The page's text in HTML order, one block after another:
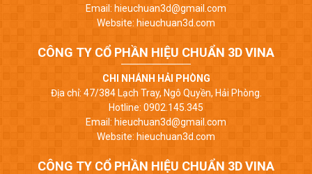
Email: hieuchuan3d@gmail.com
Website: hieuchuan3d.com
CÔNG TY CỔ PHẦN HIỆU CHUẨN 3D VINA
CHI NHÁNH HẢI PHÒNG
Địa chỉ: 47/384 Lạch Tray, Ngô Quyền, Hải Phòng.
Hotline: 0902.145.345
Email: hieuchuan3d@gmail.com
Website: hieuchuan3d.com
CÔNG TY CỔ PHẦN HIỆU CHUẨN 3D VINA